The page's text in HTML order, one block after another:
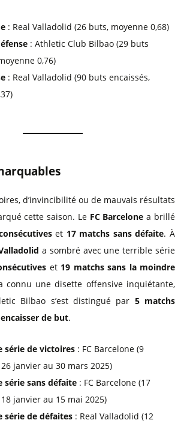
: Real Valladolid (26 buts, moyenne 0,68)
: Athletic Club Bilbao (29 buts
0,76)
: Real Valladolid (90 buts encaissés,
d’invincibilité ou de mauvais résultats
cette saison. Le FC Barcelone a brillé
et 17 matchs sans défaite. À
a sombré avec une terrible série
et 19 matchs sans la moindre
connu une disette offensive inquiétante,
Bilbao s’est distingué par 5 matchs
de but.
série de victoires : FC Barcelone (9
janvier au 30 mars 2025)
série sans défaite : FC Barcelone (17
janvier au 15 mai 2025)
série de défaites : Real Valladolid (12